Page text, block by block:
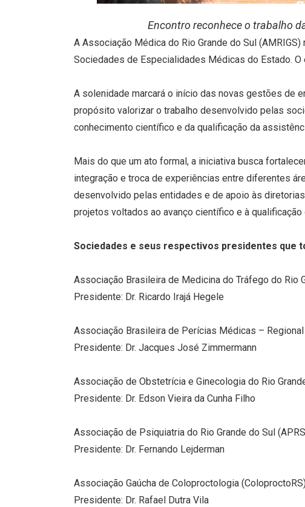
Encontro reconhece o trabalho
A Associação Médica do Rio Grande do Sul
Sociedades de Especialidades Médicas do Estado.
A solenidade marcará o início das novas gestões de
propósito valorizar o trabalho desenvolvido pelas
conhecimento científico e da qualificação da
Mais do que um ato formal, a iniciativa busca
integração e troca de experiências entre diferentes
desenvolvido pelas entidades e de apoio às
projetos voltados ao avanço científico e à
Sociedades e seus respectivos presidentes que
Associação Brasileira de Medicina do Tráfego do Rio
Presidente: Dr. Ricardo Irajá Hegele
Associação Brasileira de Perícias Médicas –
Presidente: Dr. Jacques José Zimmermann
Associação de Obstetrícia e Ginecologia do Rio
Presidente: Dr. Edson Vieira da Cunha Filho
Associação de Psiquiatria do Rio Grande do Sul
Presidente: Dr. Fernando Lejderman
Associação Gaúcha de Coloproctologia
Presidente: Dr. Rafael Dutra Vila